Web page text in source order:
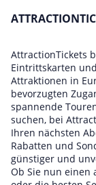
AttractionTickets
Eintrittskarten
Attraktionen in
bevorzugten
spannende
suchen, bei
Ihren nächsten
Rabatten und
günstiger und
Ob Sie nun einen